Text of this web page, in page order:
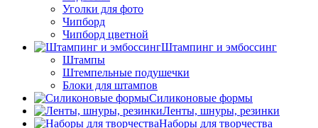
Уголки для фото
Чипборд
Чипборд цветной
Штампинг и эмбоссинг
Штампы
Штемпельные подушечки
Блоки для штампов
Силиконовые формы
Ленты, шнуры, резинки
Наборы для творчества